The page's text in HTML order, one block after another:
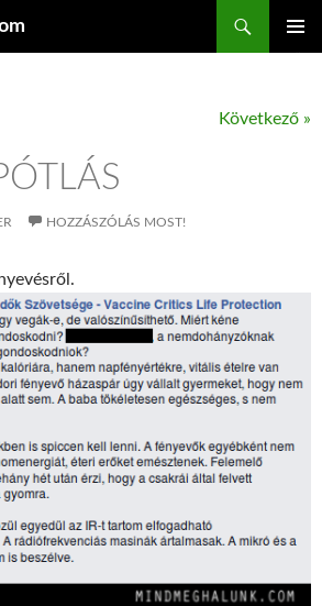
Következő »
HOZZÁSZÓLÁS MOST!